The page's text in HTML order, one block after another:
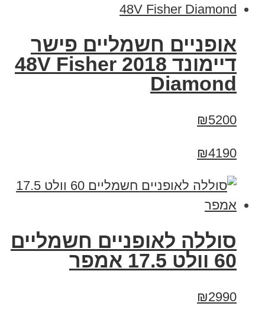
אופניים חשמליים פישר
דיימונד 2018 48V Fisher
Diamond
₪5200
₪4190
סוללה לאופניים חשמליים
60 וולט 17.5 אמפר
₪2990